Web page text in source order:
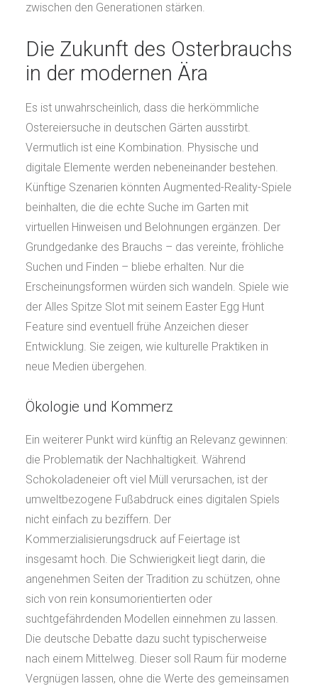
zwischen den Generationen stärken.
Die Zukunft des Osterbrauchs
in der modernen Ära
Es ist unwahrscheinlich, dass die herkömmliche
Ostereiersuche in deutschen Gärten ausstirbt.
Vermutlich ist eine Kombination. Physische und
digitale Elemente werden nebeneinander bestehen.
Künftige Szenarien könnten Augmented-Reality-Spiele
beinhalten, die die echte Suche im Garten mit
virtuellen Hinweisen und Belohnungen ergänzen. Der
Grundgedanke des Brauchs – das vereinte, fröhliche
Suchen und Finden – bliebe erhalten. Nur die
Erscheinungsformen würden sich wandeln. Spiele wie
der Alles Spitze Slot mit seinem Easter Egg Hunt
Feature sind eventuell frühe Anzeichen dieser
Entwicklung. Sie zeigen, wie kulturelle Praktiken in
neue Medien übergehen.
Ökologie und Kommerz
Ein weiterer Punkt wird künftig an Relevanz gewinnen:
die Problematik der Nachhaltigkeit. Während
Schokoladeneier oft viel Müll verursachen, ist der
umweltbezogene Fußabdruck eines digitalen Spiels
nicht einfach zu beziffern. Der
Kommerzialisierungsdruck auf Feiertage ist
insgesamt hoch. Die Schwierigkeit liegt darin, die
angenehmen Seiten der Tradition zu schützen, ohne
sich von rein konsumorientierten oder
suchtgefährdenden Modellen einnehmen zu lassen.
Die deutsche Debatte dazu sucht typischerweise
nach einem Mittelweg. Dieser soll Raum für moderne
Vergnügen lassen, ohne die Werte des gemeinsamen